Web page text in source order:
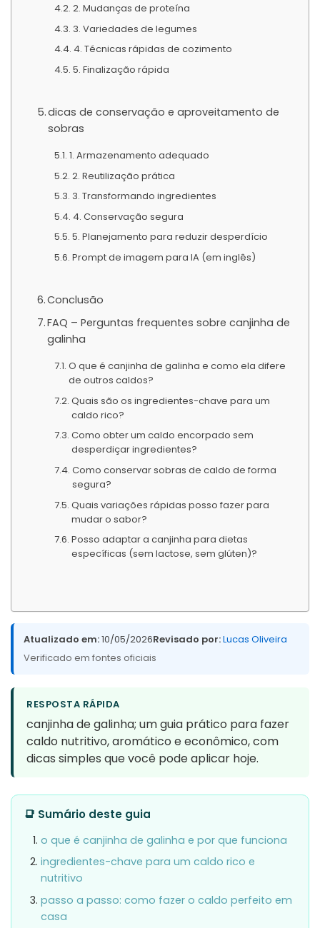
2. Mudanças de proteína
3. Variedades de legumes
4. Técnicas rápidas de cozimento
5. Finalização rápida
dicas de conservação e aproveitamento de
sobras
1. Armazenamento adequado
2. Reutilização prática
3. Transformando ingredientes
4. Conservação segura
5. Planejamento para reduzir desperdício
Prompt de imagem para IA (em inglês)
Conclusão
FAQ – Perguntas frequentes sobre canjinha de
galinha
O que é canjinha de galinha e como ela difere
de outros caldos?
Quais são os ingredientes-chave para um
caldo rico?
Como obter um caldo encorpado sem
desperdiçar ingredientes?
Como conservar sobras de caldo de forma
segura?
Quais variações rápidas posso fazer para
mudar o sabor?
Posso adaptar a canjinha para dietas
específicas (sem lactose, sem glúten)?
Atualizado em:10/05/2026Revisado por:Lucas Oliveira
Verificado em fontes oficiais
RESPOSTA RÁPIDA
canjinha de galinha; um guia prático para fazer
caldo nutritivo, aromático e econômico, com
dicas simples que você pode aplicar hoje.
📑 Sumário deste guia
o que é canjinha de galinha e por que funciona
ingredientes-chave para um caldo rico e
nutritivo
passo a passo: como fazer o caldo perfeito em
casa